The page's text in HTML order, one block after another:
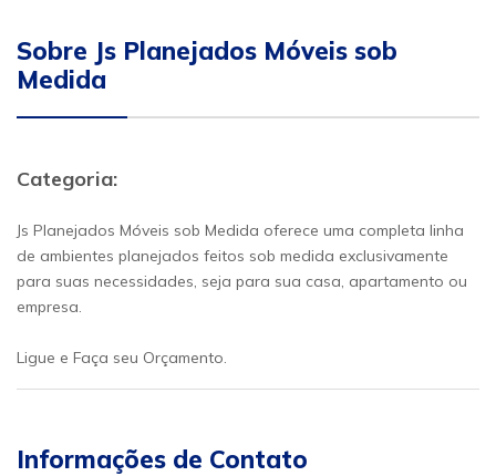
Sobre Js Planejados Móveis sob
Medida
Categoria:
Js Planejados Móveis sob Medida oferece uma completa linha
de ambientes planejados feitos sob medida exclusivamente
para suas necessidades, seja para sua casa, apartamento ou
empresa.
Ligue e Faça seu Orçamento.
Informações de Contato